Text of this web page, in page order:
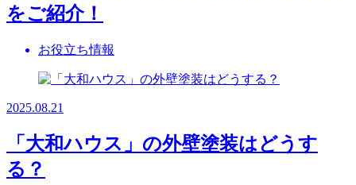
をご紹介！
お役立ち情報
2025.08.21
「大和ハウス」の外壁塗装はどうす
る？